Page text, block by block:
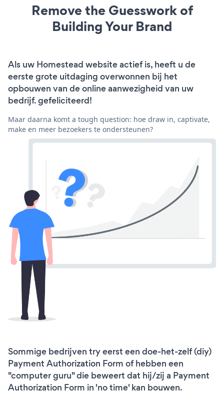
Remove the Guesswork of
Building Your Brand
Als uw Homestead website actief is, heeft u de
eerste grote uitdaging overwonnen bij het
opbouwen van de online aanwezigheid van uw
bedrijf. gefeliciteerd!
Maar daarna komt a tough question: hoe draw in, captivate,
make en meer bezoekers te ondersteunen?
Sommige bedrijven try eerst een doe-het-zelf (diy)
Payment Authorization Form of hebben een
"computer guru" die beweert dat hij/zij a Payment
Authorization Form in 'no time' kan bouwen.